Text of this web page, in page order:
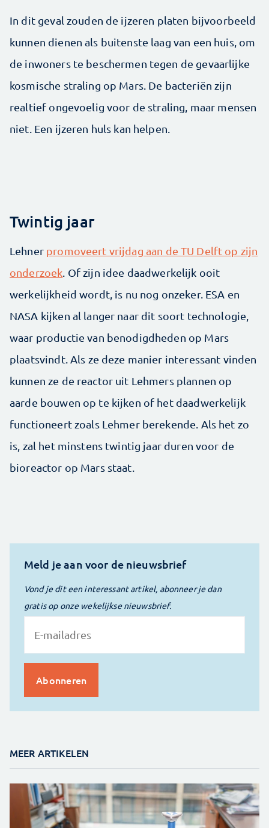
In dit geval zouden de ijzeren platen bijvoorbeeld
kunnen dienen als buitenste laag van een huis, om
de inwoners te beschermen tegen de gevaarlijke
kosmische straling op Mars. De bacteriën zijn
realtief ongevoelig voor de straling, maar mensen
niet. Een ijzeren huls kan helpen.
Twintig jaar
Lehner promoveert vrijdag aan de TU Delft op zijn
onderzoek. Of zijn idee daadwerkelijk ooit
werkelijkheid wordt, is nu nog onzeker. ESA en
NASA kijken al langer naar dit soort technologie,
waar productie van benodigdheden op Mars
plaatsvindt. Als ze deze manier interessant vinden
kunnen ze de reactor uit Lehmers plannen op
aarde bouwen op te kijken of het daadwerkelijk
functioneert zoals Lehmer berekende. Als het zo
is, zal het minstens twintig jaar duren voor de
bioreactor op Mars staat.
Meld je aan voor de nieuwsbrief
Vond je dit een interessant artikel, abonneer je dan
gratis op onze wekelijkse nieuwsbrief.
MEER ARTIKELEN